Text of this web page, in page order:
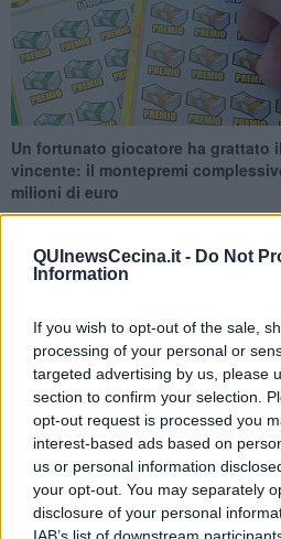
QUInewsCecina.it - Do Not
Information
If you wish to opt-out of the sale,
processing of your personal or
targeted advertising by us, please
section to confirm your selection.
opt-out request is processed you
interest-based ads based on
us or personal information
your opt-out. You may separately
disclosure of your personal
IAB’s list of downstream
Un fortunato giocatore ha grattato
vincente: il montepremi
milioni di euro
CECINA —Una vita da veroturista
di Cecina che, nei giorni scorsi, è
vincendo il concorso messo in palio
biglietto, appunto, chiamato "Turista
Nel caso specifico, il vincitore, che ha
ricevitoria in via Ciro Menotti, si è
milioni di euroal costo di soli 5 euro.